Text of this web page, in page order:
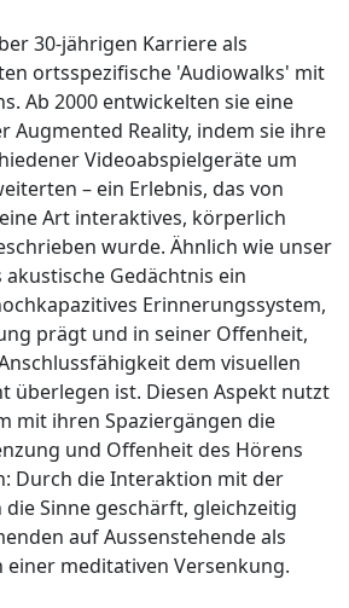
30-jährigen Karriere als
ortsspezifische 'Audiowalks' mit
Ab 2000 entwickelten sie eine
Augmented Reality, indem sie ihre
Videoabspielgeräte um
– ein Erlebnis, das von
Art interaktives, körperlich
wurde. Ähnlich wie unser
Gedächtnis ein
Erinnerungssystem,
prägt und in seiner Offenheit,
dem visuellen
überlegen ist. Diesen Aspekt nutzt
mit ihren Spaziergängen die
und Offenheit des Hörens
Durch die Interaktion mit der
Sinne geschärft, gleichzeitig
auf Aussenstehende als
einer meditativen Versenkung.